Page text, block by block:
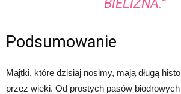
BIELIZNA.”
Podsumowanie
Majtki, które dzisiaj nosimy, mają długą
przez wieki. Od prostych pasów